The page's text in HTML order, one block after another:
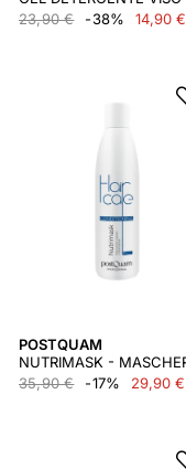
23,90 €
-38% 14,90 €
POSTQUAM
35,90 €
-17% 29,90 €